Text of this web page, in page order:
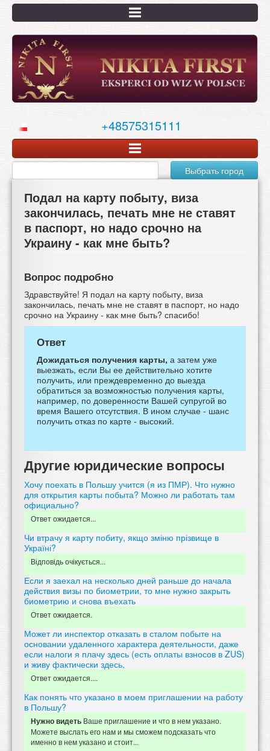
Перейти
основному
содержанию
+48575315111
Выбрать город
Подал на карту побыту, виза
закончилась, печать мне не ставят
в паспорт, но надо срочно на
Украину - как мне быть?
Вопрос подробно
Здравствуйте! Я подал на карту побыту, виза
закончилась, печать мне не ставят в паспорт, но надо
срочно на Украину - как мне быть? спасибо!
Ответ
Дожидаться получения карты, а затем уже
выезжать, если Вы ее действительно хотите
получить, или преждевременно до выезда
обратиться за возможностью получения карты,
например, по доверенности Вашей супругой во
время Вашего отсутствия. В ином случае - шанс
получить отказ по карте - высокий.
Другие юридические вопросы
Хочу поехать в Польшу учится (я из ПМР). Что нужно
для открытия карты побыта? Можно ли работать там
официально?
Ответ ожидается...
Чи втрачу я карту побиту, якщо зміню прізвище в
Україні?
Відповідь очікується...
Если я заехал на несколько дней раньше до начала
действия визы по биометрии, то мне нужно закрыть
биометрию и снова въехать
Ответ ожидается.
Может ли инспектор отказать в сталом побыте на
основании удаленного характера деятельности, даже
если налоги я плачу здесь (есть оплаты взносов в ZUS)
и живу фактически здесь,
Ответ ожидается....
Как понять что указано в моем приглашении на работу
в Польшу?
Нужно видеть Ваше приглашение и что в нем указано.
Можете выслать его нам и мы сможем подсказать что
именно в нем указано и стоит...